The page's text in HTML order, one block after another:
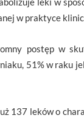
w praktyce
postęp w
51% w raku
137 leków o